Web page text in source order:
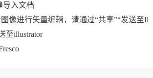
导入文档
像进行矢量编辑，请通过“共享”“发送至Il
至illustrator